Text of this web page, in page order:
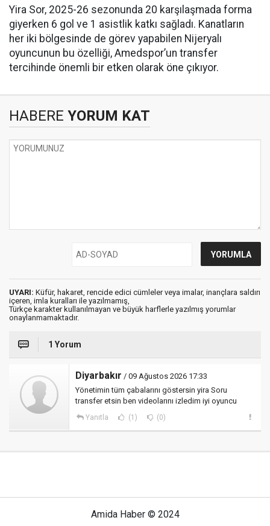
Yira Sor, 2025-26 sezonunda 20 karşılaşmada forma
giyerken 6 gol ve 1 asistlik katkı sağladı. Kanatların
her iki bölgesinde de görev yapabilen Nijeryalı
oyuncunun bu özelliği, Amedspor’un transfer
tercihinde önemli bir etken olarak öne çıkıyor.
HABERE YORUM KAT
UYARI: Küfür, hakaret, rencide edici cümleler veya imalar, inançlara saldırı
içeren, imla kuralları ile yazılmamış,
Türkçe karakter kullanılmayan ve büyük harflerle yazılmış yorumlar
onaylanmamaktadır.
1 Yorum
Diyarbakır / 09 Ağustos 2026 17:33
Yönetimin tüm çabalarını göstersin yira Soru
transfer etsin ben videolarını izledim iyi oyuncu
Yanıtla (1) (0)
Amida Haber © 2024